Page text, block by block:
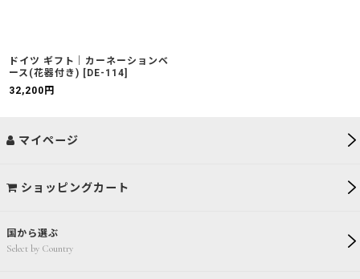
ドイツ ギフト｜カーネーションベ
ース(花器付き) [ DE-114]
32,200 円
国から選ぶ
Select by Country
マイページ
ショッピングカート